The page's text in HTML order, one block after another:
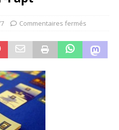
Commentaires fermés